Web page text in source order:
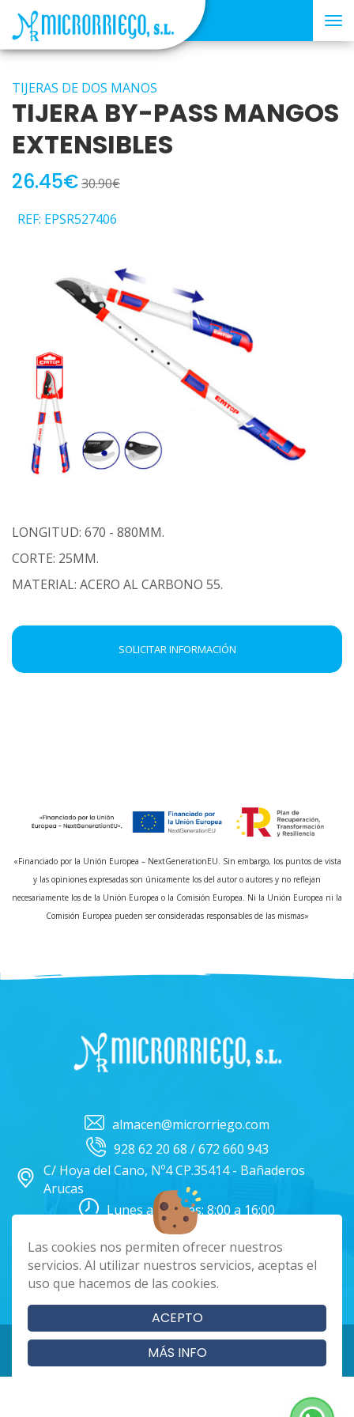
Las cookies nos permiten ofrecer nuestros
servicios. Al utilizar nuestros servicios, aceptas el
uso que hacemos de las cookies.
ACEPTO
MÁS INFO
TIJERAS DE DOS MANOS
TIJERA BY-PASS MANGOS
EXTENSIBLES
26.45€30.90€
REF: EPSR527406
LONGITUD: 670 - 880MM.
CORTE: 25MM.
MATERIAL: ACERO AL CARBONO 55.
SOLICITAR INFORMACIÓN
«Financiado por la Unión Europea – NextGenerationEU. Sin embargo, los puntos de vista
y las opiniones expresadas son únicamente los del autor o autores y no reflejan
necesariamente los de la Unión Europea o la Comisión Europea. Ni la Unión Europea ni la
Comisión Europea pueden ser consideradas responsables de las mismas»
almacen@microrriego.com
928 62 20 68 / 672 660 943
C/ Hoya del Cano, Nº4 CP.35414 - Bañaderos
Arucas
Lunes a Viernes: 8:00 a 16:00
Facebook
Cookies|Aviso Legal|Política de Privacidad
Términos y condiciones
Copyright 2024 - Microrriego SL. Todos los derechos reservados
Página realizada porWeb Las Palmas